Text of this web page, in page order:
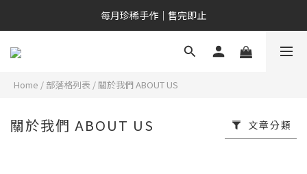
新會員專屬｜NT$200 購物金
每月珍稀手作｜售完即止
新會員專屬｜NT$200 購物金
Home / 部落格列表 / 關於我們 ABOUT US
關於我們 ABOUT US 文章分類